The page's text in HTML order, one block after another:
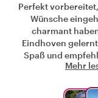
Perfekt
Wünsche
charmant
Eindhoven
Spaß und
Matthijs auf
Mehr